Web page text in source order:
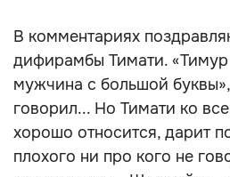
В комментариях
дифирамбы Тимати.
мужчина с большой
говорил... Но Тимати ко
хорошо относится, дарит
плохого ни про кого не